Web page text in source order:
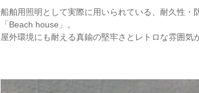
船舶用照明として実際に用いられている、耐久性
「Beach house」。
屋外環境にも耐える真鍮の堅牢さとレトロな雰囲気